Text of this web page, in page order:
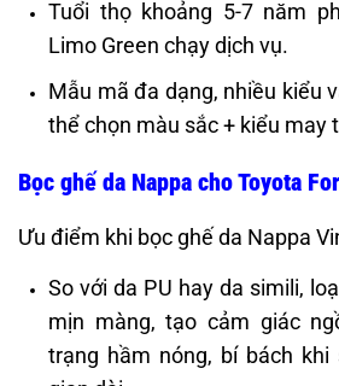
Tuổi thọ khoảng 5-7 năm
Limo Green chạy dịch vụ.
Mẫu mã đa dạng, nhiều kiểu
thể chọn màu sắc + kiểu may
Bọc ghế da Nappa cho Toyota
Ưu điểm khi bọc ghế da Nappa
So với da PU hay da simili,
mịn màng, tạo cảm giác
trạng hầm nóng, bí bách